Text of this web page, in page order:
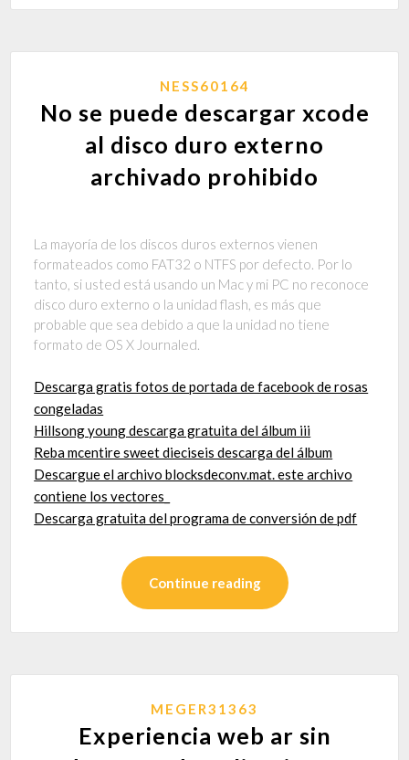
NESS60164
No se puede descargar xcode
al disco duro externo
archivado prohibido
La mayoría de los discos duros externos vienen
formateados como FAT32 o NTFS por defecto. Por lo
tanto, si usted está usando un Mac y mi PC no reconoce
disco duro externo o la unidad flash, es más que
probable que sea debido a que la unidad no tiene
formato de OS X Journaled.
Descarga gratis fotos de portada de facebook de rosas
congeladas
Hillsong young descarga gratuita del álbum iii
Reba mcentire sweet dieciseis descarga del álbum
Descargue el archivo blocksdeconv.mat. este archivo
contiene los vectores_
Descarga gratuita del programa de conversión de pdf
Continue reading
MEGER31363
Experiencia web ar sin